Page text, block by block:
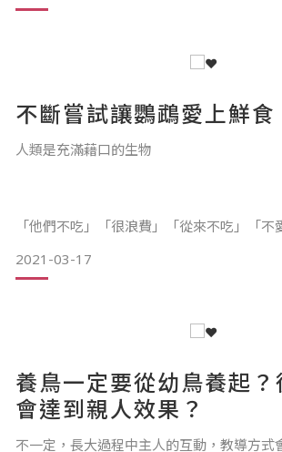
好處：能快速讓室內環境升溫，一般都有溫
不斷嘗試讓鸚鵡愛上鮮食
人類是充滿藉口的生物
「他們不吃」「很浪費」「從來不吃」「不
每家老闆都有不愛吃鮮食的困擾，人類有食
物多樣性，同時寵物也一樣，追求食物多元
趣，自己準備起來也是日常樂事，就好像每
的心情，不要心理上覺得是一種困擾，一件
而是一起進步的事情，多困難都會變成動力
2021-03-17
養鳥一定要從幼鳥養起？
會達到親人效果？
不一定，長大過程中主人的互動，教導方式